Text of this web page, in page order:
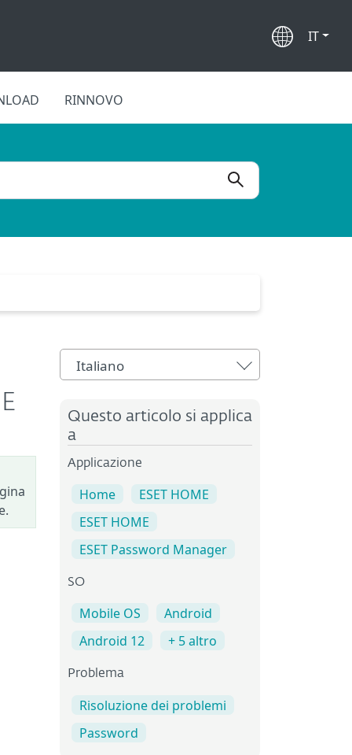
IT
RINNOVO
Italiano
Questo articolo si applica
a
Applicazione
Home
ESET HOME
ESET HOME
ESET Password Manager
SO
Mobile OS
Android
Android 12
+ 5 altro
Problema
Risoluzione dei problemi
Password